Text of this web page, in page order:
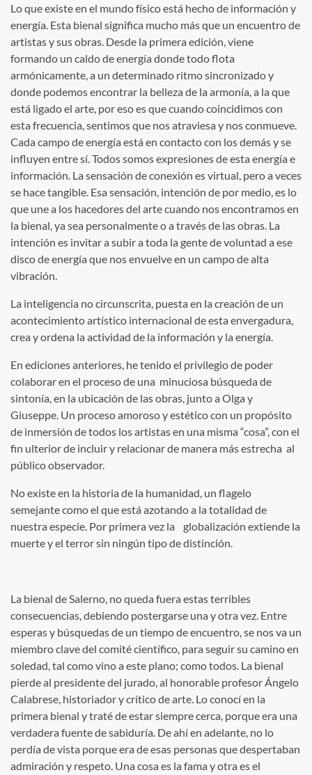
Lo que existe en el mundo físico está hecho de información y
energía. Esta bienal significa mucho más que un encuentro de
artistas y sus obras. Desde la primera edición, viene
formando un caldo de energía donde todo flota
armónicamente, a un determinado ritmo sincronizado y
donde podemos encontrar la belleza de la armonía, a la que
está ligado el arte, por eso es que cuando coincidimos con
esta frecuencia, sentimos que nos atraviesa y nos conmueve.
Cada campo de energía está en contacto con los demás y se
influyen entre sí. Todos somos expresiones de esta energía e
información. La sensación de conexión es virtual, pero a veces
se hace tangible. Esa sensación, intención de por medio, es lo
que une a los hacedores del arte cuando nos encontramos en
la bienal, ya sea personalmente o a través de las obras. La
intención es invitar a subir a toda la gente de voluntad a ese
disco de energía que nos envuelve en un campo de alta
vibración.
La inteligencia no circunscrita, puesta en la creación de un
acontecimiento artístico internacional de esta envergadura,
crea y ordena la actividad de la información y la energía.
En ediciones anteriores, he tenido el privilegio de poder
colaborar en el proceso de una minuciosa búsqueda de
sintonía, en la ubicación de las obras, junto a Olga y
Giuseppe. Un proceso amoroso y estético con un propósito
de inmersión de todos los artistas en una misma “cosa”, con el
fin ulterior de incluir y relacionar de manera más estrecha al
público observador.
No existe en la historia de la humanidad, un flagelo
semejante como el que está azotando a la totalidad de
nuestra especie. Por primera vez la globalización extiende la
muerte y el terror sin ningún tipo de distinción.
La bienal de Salerno, no queda fuera estas terribles
consecuencias, debiendo postergarse una y otra vez. Entre
esperas y búsquedas de un tiempo de encuentro, se nos va un
miembro clave del comité científico, para seguir su camino en
soledad, tal como vino a este plano; como todos. La bienal
pierde al presidente del jurado, al honorable profesor Ángelo
Calabrese, historiador y crítico de arte. Lo conocí en la
primera bienal y traté de estar siempre cerca, porque era una
verdadera fuente de sabiduría. De ahí en adelante, no lo
perdía de vista porque era de esas personas que despertaban
admiración y respeto. Una cosa es la fama y otra es el